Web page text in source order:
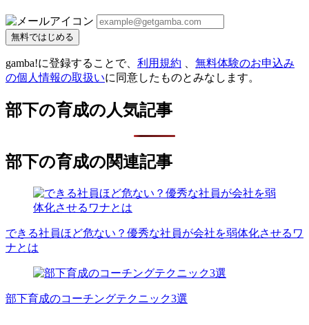
無料ではじめる
gamba!に登録することで、 利用規約 、 無料体験のお申込み
の個人情報の取扱いに同意したものとみなします。
部下の育成の人気記事
部下の育成の関連記事
できる社員ほど危ない？優秀な社員が会社を弱体化させるワ
ナとは
部下育成のコーチングテクニック3選